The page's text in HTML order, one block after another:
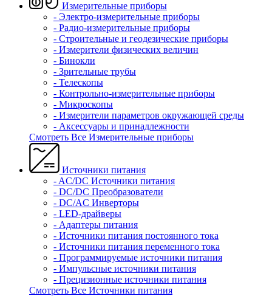
Измерительные приборы
- Электро-измерительные приборы
- Радио-измерительные приборы
- Строительные и геодезические приборы
- Измерители физических величин
- Бинокли
- Зрительные трубы
- Телескопы
- Контрольно-измерительные приборы
- Микроскопы
- Измерители параметров окружающей среды
- Аксессуары и принадлежности
Смотреть Все Измерительные приборы
Источники питания
- AC/DC Источники питания
- DC/DC Преобразователи
- DC/AC Инверторы
- LED-драйверы
- Адаптеры питания
- Источники питания постоянного тока
- Источники питания переменного тока
- Программируемые источники питания
- Импульсные источники питания
- Прецизионные источники питания
Смотреть Все Источники питания